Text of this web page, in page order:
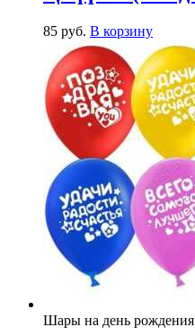
85 руб. В корзину
Шары на день рождения